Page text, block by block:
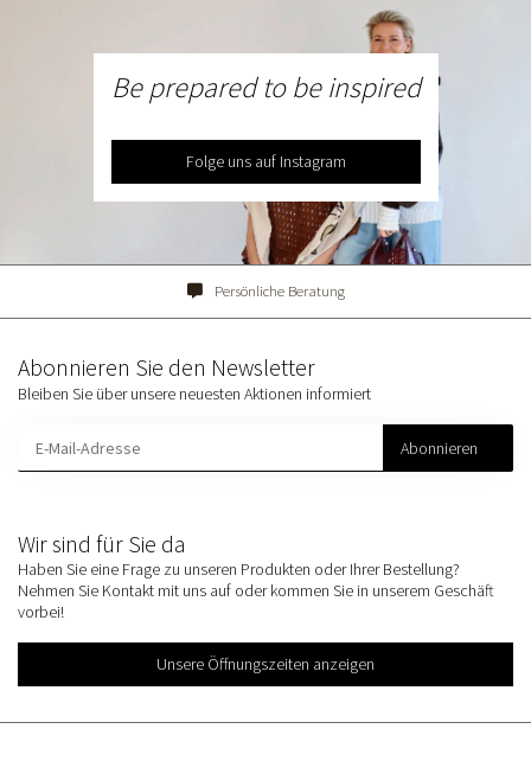
Be prepared to be inspired
Folge uns auf Instagram
Persönliche Beratung
Wir sind für Sie da
Haben Sie eine Frage zu unseren Produkten oder Ihrer Bestellung?
Nehmen Sie Kontakt mit uns auf oder kommen Sie in unserem Geschäft
vorbei!
Unsere Öffnungszeiten anzeigen
Abonnieren Sie den Newsletter
Bleiben Sie über unsere neuesten Aktionen informiert
Abonnieren